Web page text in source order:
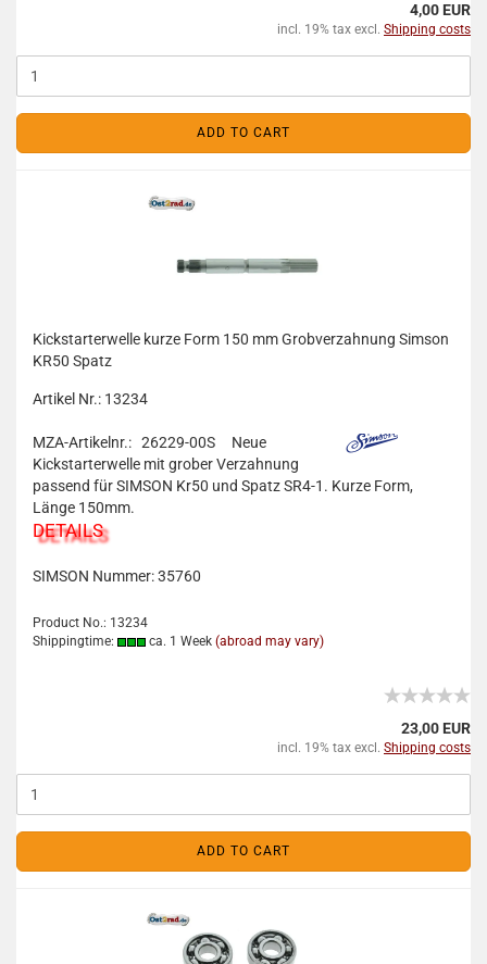
4,00 EUR
incl. 19% tax excl. Shipping costs
ADD TO CART
Kickstarterwelle kurze Form 150 mm Grobverzahnung Simson
KR50 Spatz
Artikel Nr.: 13234
MZA-Artikelnr.: 26229-00S
Neue
Kickstarterwelle mit grober Verzahnung
passend für SIMSON Kr50 und Spatz SR4-1. Kurze Form,
Länge 150mm.
DETAILS
SIMSON Nummer:35760
Product No.: 13234
Shippingtime:
ca. 1 Week (abroad may vary)
23,00 EUR
incl. 19% tax excl. Shipping costs
ADD TO CART